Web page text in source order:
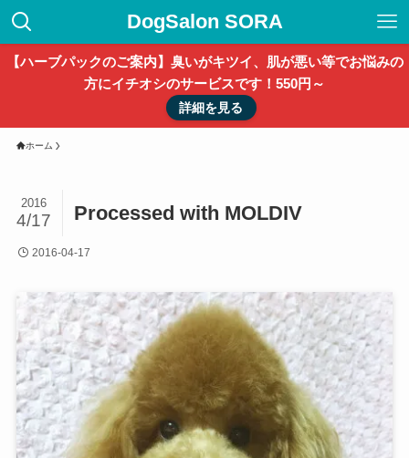
DogSalon SORA
【ハーブパックのご案内】臭いがキツイ、肌が悪い等でお悩みの
方にイチオシのサービスです！550円～
詳細を見る
ホーム
Processed with MOLDIV
2016
4/17
2016-04-17